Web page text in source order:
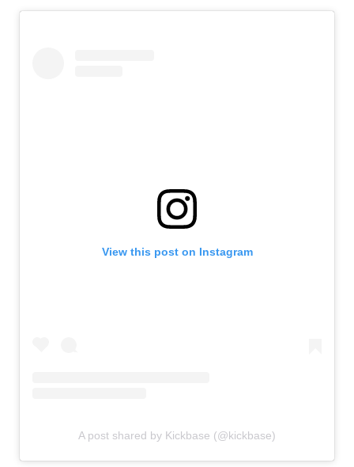
View this post on Instagram
A post shared by Kickbase (@kickbase)